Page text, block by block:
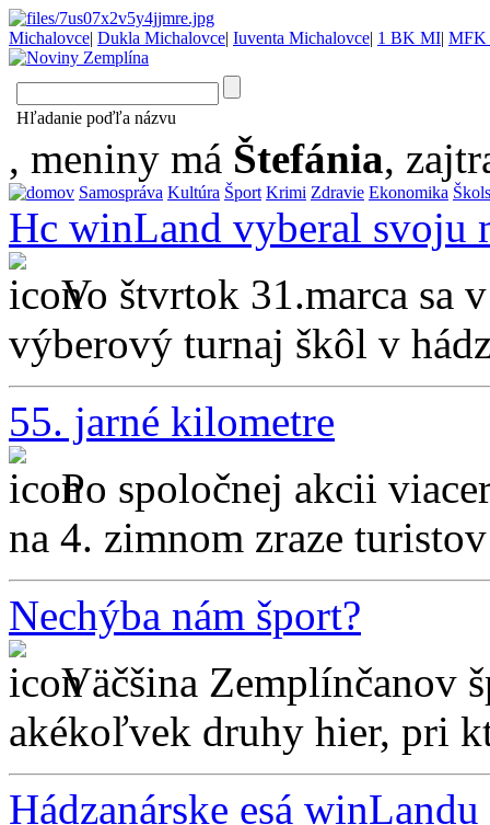
Michalovce| Dukla Michalovce| Iuventa Michalovce| 1 BK MI| MFK
Hľadanie poďľa názvu
, meniny má Štefánia,
Samospráva Kultúra Šport Krimi Zdravie Ekonomika
Hc winLand vyberal svoju
Vo štvrtok 31.marca sa
výberový turnaj škôl v
55. jarné kilometre
Po spoločnej akcii
na 4. zimnom zraze
Nechýba nám šport?
Väčšina Zemplínčanov
akékoľvek druhy hier, pri
Hádzanárske esá